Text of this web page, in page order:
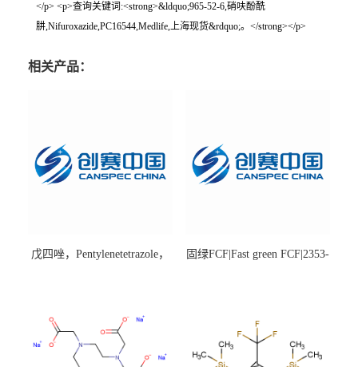
</p> <p>查询关键词:<strong>&ldquo;965-52-6,硝呋酚酰
肼,Nifuroxazide,PC16544,Medlife,上海现货&rdquo;。</strong></p>
相关产品：
戊四唑，Pentylenetetrazole，
固绿FCF|Fast green FCF|2353-